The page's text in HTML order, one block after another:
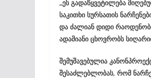
„ეს გადაწყვეტილება
საკითხი სურსათის
და ძალიან დიდი
ადამიანი ცხოვრობს
შემუშავებულია
შესაძლებლობას, რომ